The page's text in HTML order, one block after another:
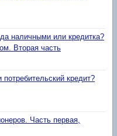
наличными или кредитка?
Вторая часть
кредит?
Часть первая,